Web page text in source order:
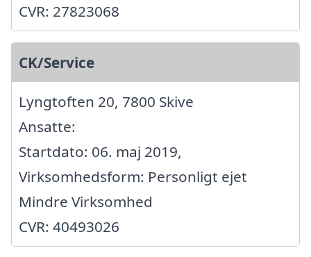
CVR: 27823068
CK/Service
Lyngtoften 20, 7800 Skive
Ansatte:
Startdato: 06. maj 2019,
Virksomhedsform: Personligt ejet
Mindre Virksomhed
CVR: 40493026